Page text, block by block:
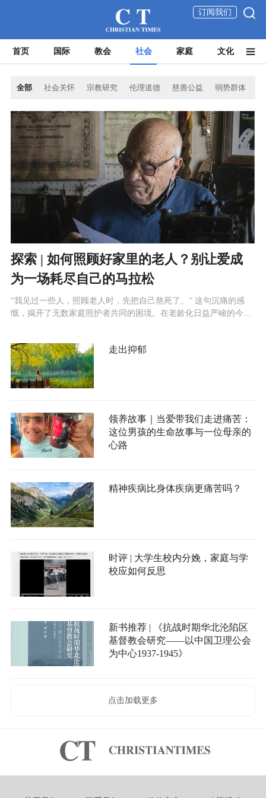
订阅我们
首页 国际 教会 社会 家庭 文化
全部 社会关怀 宗教研究 伦理道德 慈善公益 弱势群体
探索 | 如何照顾好家里的老人？别让爱成
为一场耗尽自己的马拉松
“我见过一些人，照顾老人时，先把自己熬死了。” 这句沉痛的感
慨，揭开了无数家庭照护者共同的困境。在老龄化日益严峻的今...
走出抑郁
领养故事｜当爱带我们走进痛苦：
这位男孩的生命故事与一位母亲的
心路
精神疾病比身体疾病更痛苦吗？
时评 | 大学生校内分娩，家庭与学
校应如何反思
新书推荐 | 《抗战时期华北沦陷区
基督教会研究——以中国卫理公会
为中心1937-1945》
点击加载更多